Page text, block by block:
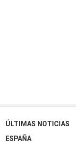
ÚLTIMAS NOTICIAS
ESPAÑA